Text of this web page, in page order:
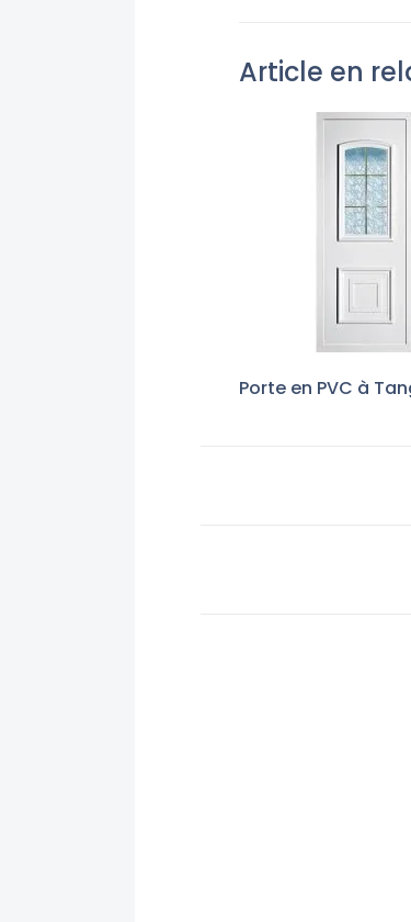
Article en
Porte en PVC à